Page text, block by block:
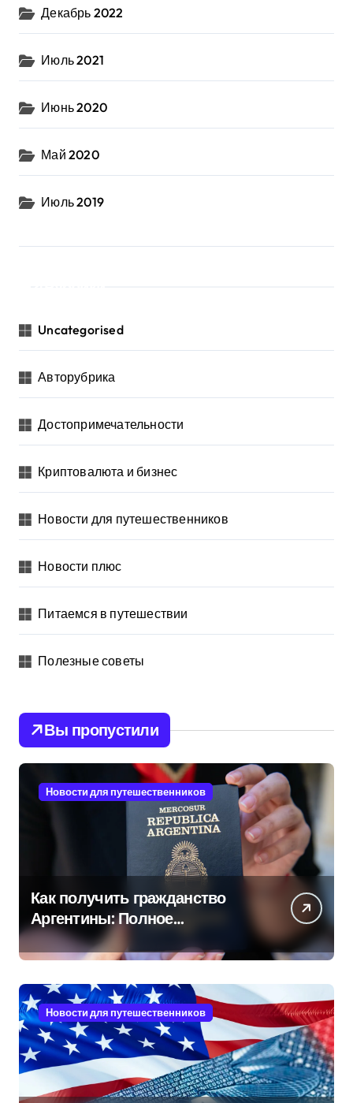
Декабрь 2022
Июль 2021
Июнь 2020
Май 2020
Июль 2019
Uncategorised
Авторубрика
Достопримечательности
Криптовалюта и бизнес
Новости для путешественников
Новости плюс
Питаемся в путешествии
Полезные советы
Вы пропустили
Новости для путешественников
Как получить гражданство
Аргентины: Полное
руководство
Новости для путешественников